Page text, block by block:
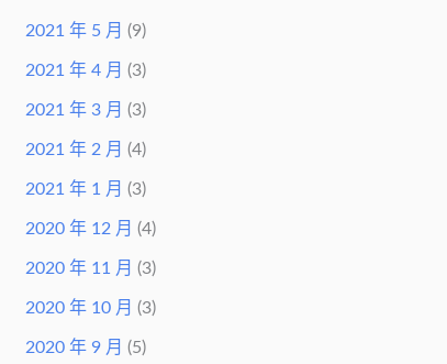
2021 年 5 月 (9)
2021 年 4 月 (3)
2021 年 3 月 (3)
2021 年 2 月 (4)
2021 年 1 月 (3)
2020 年 12 月 (4)
2020 年 11 月 (3)
2020 年 10 月 (3)
2020 年 9 月 (5)